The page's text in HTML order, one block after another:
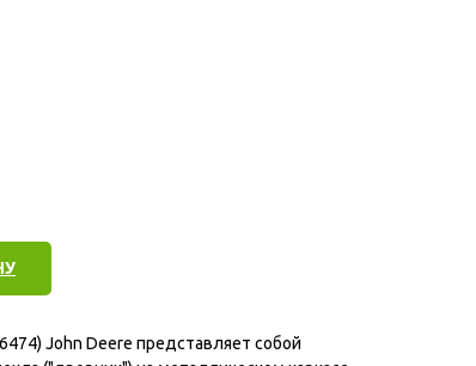
John Deere представляет собой